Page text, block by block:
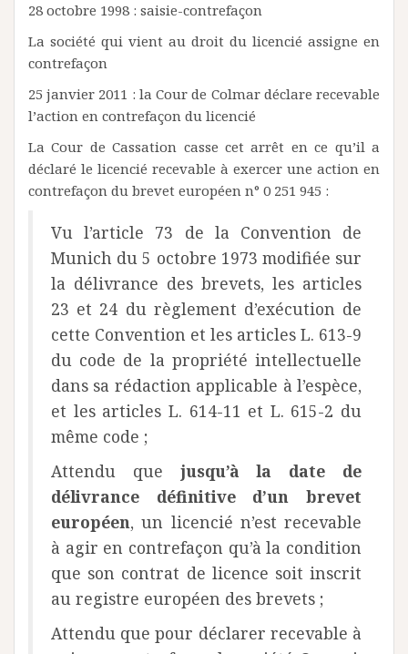
28 octobre 1998 : saisie-contrefaçon
La société qui vient au droit du licencié assigne en
contrefaçon
25 janvier 2011 : la Cour de Colmar déclare recevable
l’action en contrefaçon du licencié
La Cour de Cassation casse cet arrêt en ce qu’il a
déclaré le licencié recevable à exercer une action en
contrefaçon du brevet européen n° 0 251 945 :
Vu l’article 73 de la Convention de
Munich du 5 octobre 1973 modifiée sur
la délivrance des brevets, les articles
23 et 24 du règlement d’exécution de
cette Convention et les articles L. 613-9
du code de la propriété intellectuelle
dans sa rédaction applicable à l’espèce,
et les articles L. 614-11 et L. 615-2 du
même code ;
Attendu que jusqu’à la date de
délivrance définitive d’un brevet
européen, un licencié n’est recevable
à agir en contrefaçon qu’à la condition
que son contrat de licence soit inscrit
au registre européen des brevets ;
Attendu que pour déclarer recevable à